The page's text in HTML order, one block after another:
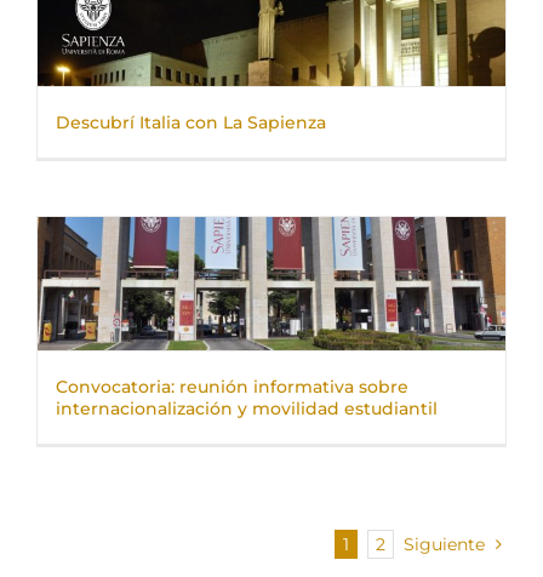
Descubrí Italia con La Sapienza
Convocatoria: reunión informativa sobre
internacionalización y movilidad estudiantil
1 2 Siguiente